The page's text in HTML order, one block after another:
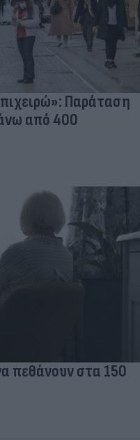
Παράταση
από 400
πεθάνουν στα 150